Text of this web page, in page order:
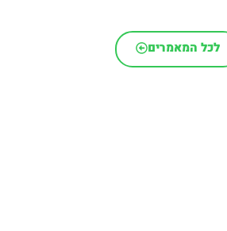
לכל המאמרים